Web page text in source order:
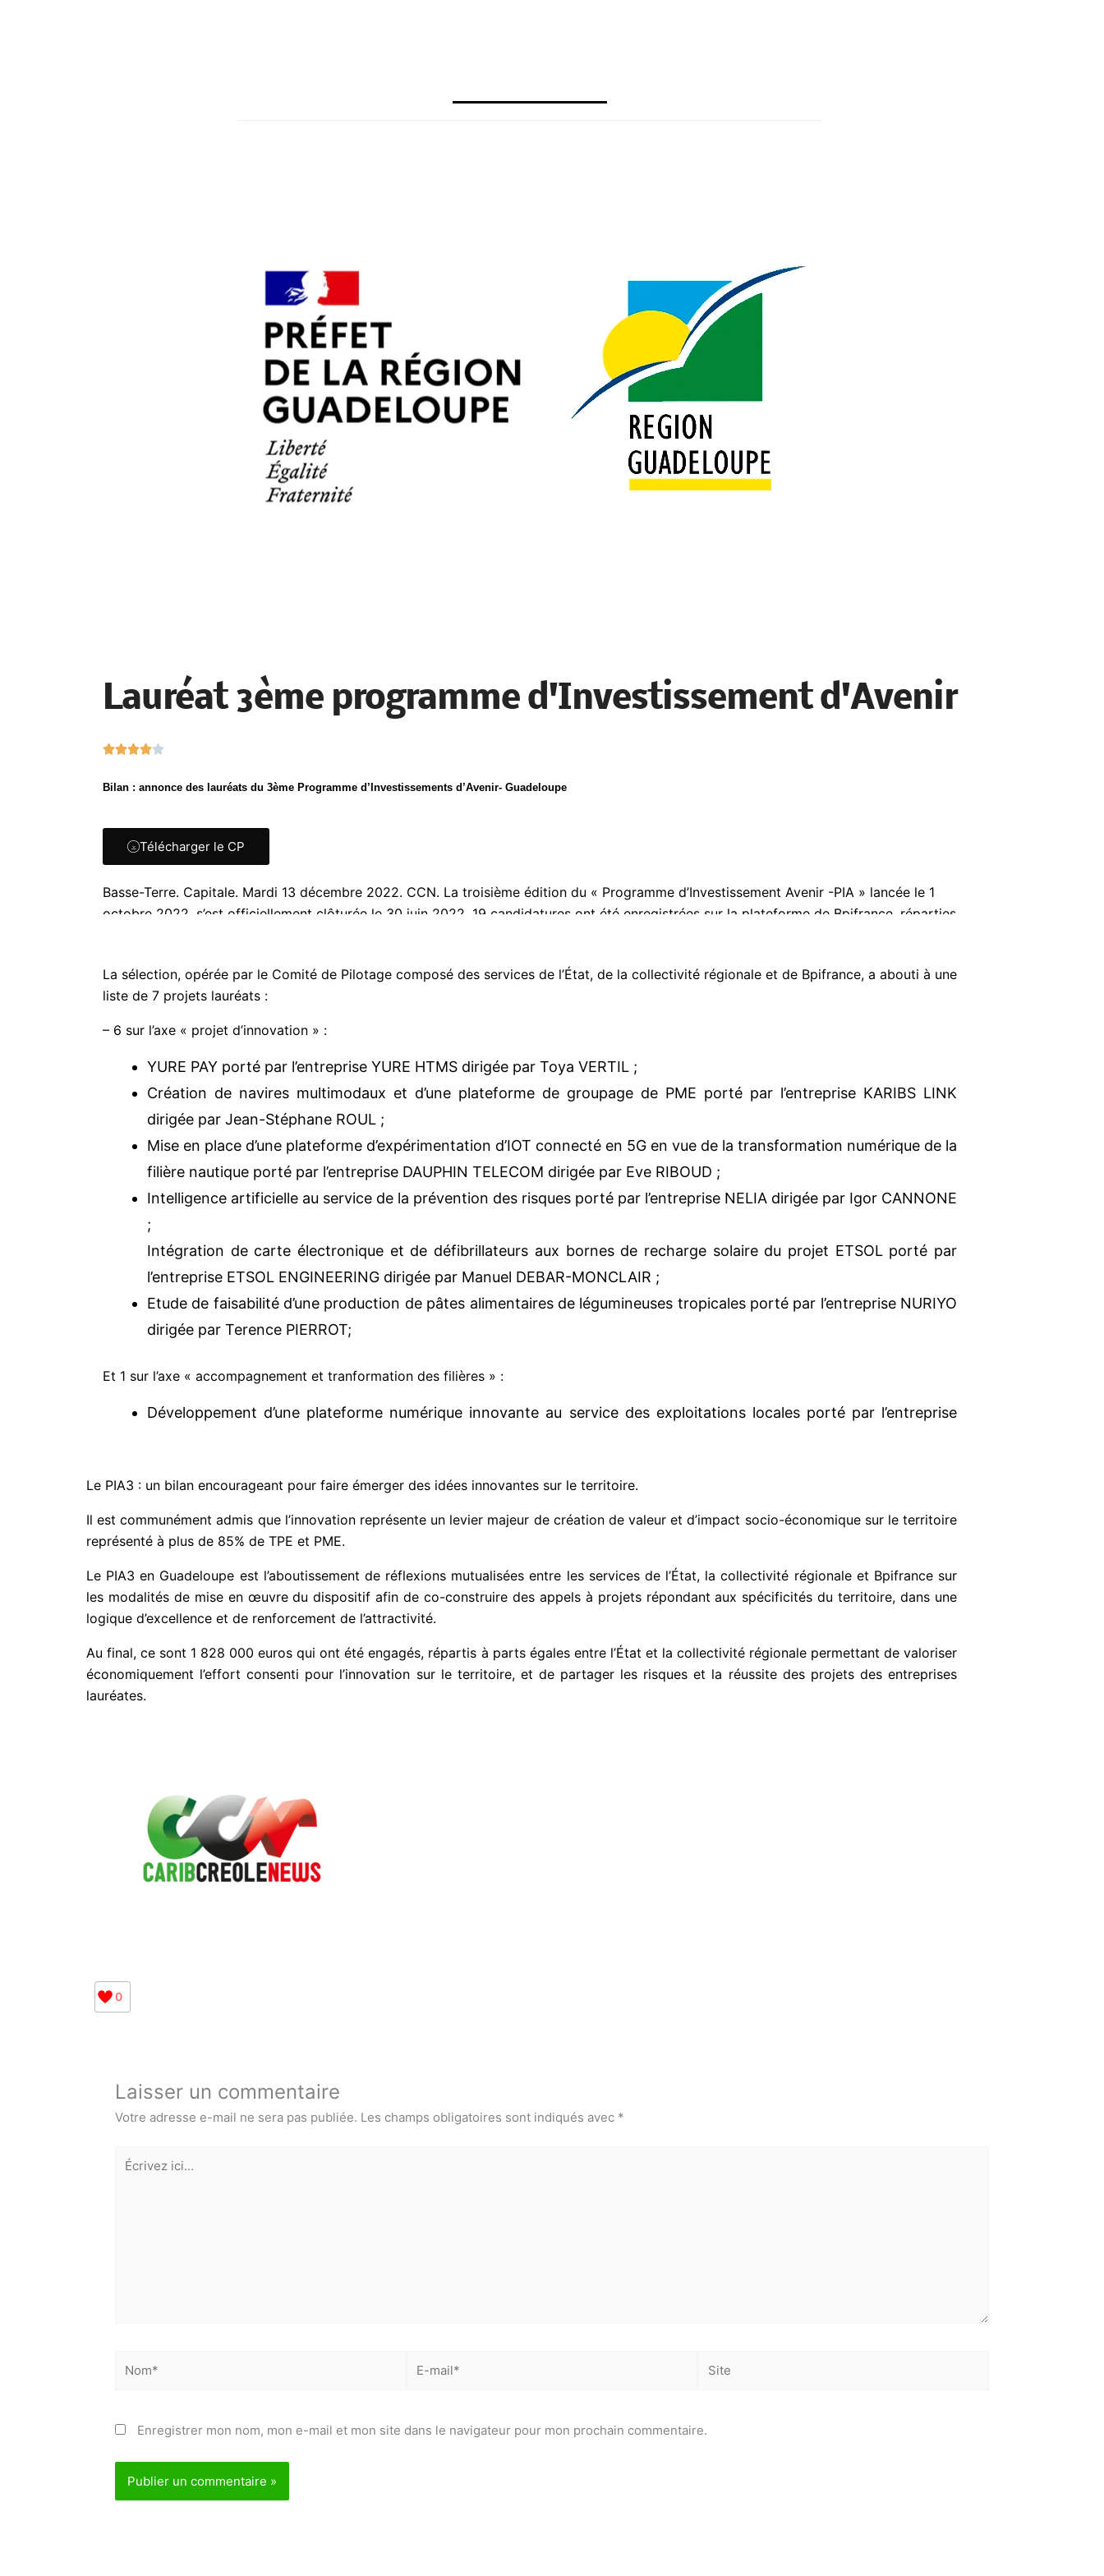
Lauréat 3ème programme d'Investissement d'Avenir

t
4
s
u
Bilan : annonce des lauréats du 3ème Programme d’Investissements d’Avenir- Guadeloupe
Télécharger le CP
Basse-Terre. Capitale. Mardi 13 décembre 2022. CCN. La troisième édition du « Programme d’Investissement Avenir -PIA » lancée le 1
octobre 2022, s’est officiellement clôturée le 30 juin 2022. 19 candidatures ont été enregistrées sur la plateforme de Bpifrance, réparties
La sélection, opérée par le Comité de Pilotage composé des services de l’État, de la collectivité régionale et de Bpifrance, a abouti à une
liste de 7 projets lauréats :
– 6 sur l’axe « projet d’innovation » :
YURE PAY porté par l’entreprise YURE HTMS dirigée par Toya VERTIL ;
Création de navires multimodaux et d’une plateforme de groupage de PME porté par l’entreprise KARIBS LINK
dirigée par Jean-Stéphane ROUL ;
Mise en place d’une plateforme d’expérimentation d’IOT connecté en 5G en vue de la transformation numérique de la
filière nautique porté par l’entreprise DAUPHIN TELECOM dirigée par Eve RIBOUD ;
Intelligence artificielle au service de la prévention des risques porté par l’entreprise NELIA dirigée par Igor CANNONE
;
Intégration de carte électronique et de défibrillateurs aux bornes de recharge solaire du projet ETSOL porté par
l’entreprise ETSOL ENGINEERING dirigée par Manuel DEBAR-MONCLAIR ;
Etude de faisabilité d’une production de pâtes alimentaires de légumineuses tropicales porté par l’entreprise NURIYO
dirigée par Terence PIERROT;
Et 1 sur l’axe « accompagnement et tranformation des filières » :
Développement d’une plateforme numérique innovante au service des exploitations locales porté par l’entreprise
Le PIA3 : un bilan encourageant pour faire émerger des idées innovantes sur le territoire.
Il est communément admis que l’innovation représente un levier majeur de création de valeur et d’impact socio-économique sur le territoire
représenté à plus de 85% de TPE et PME.
Le PIA3 en Guadeloupe est l’aboutissement de réflexions mutualisées entre les services de l’État, la collectivité régionale et Bpifrance sur
les modalités de mise en œuvre du dispositif afin de co-construire des appels à projets répondant aux spécificités du territoire, dans une
logique d’excellence et de renforcement de l’attractivité.
Au final, ce sont 1 828 000 euros qui ont été engagés, répartis à parts égales entre l’État et la collectivité régionale permettant de valoriser
économiquement l’effort consenti pour l’innovation sur le territoire, et de partager les risques et la réussite des projets des entreprises
lauréates.
0
Laisser un commentaire
Votre adresse e-mail ne sera pas publiée. Les champs obligatoires sont indiqués avec *
Écrivez
ici…
mail*
Enregistrer mon nom, mon e-mail et mon site dans le navigateur pour mon prochain commentaire.